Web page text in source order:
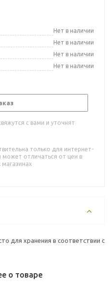
Нет в наличии
Нет в наличии
Нет в наличии
Нет в наличии
с вами и уточнят
только для интернет-
может отличаться от цен в
магазинах
для хранения в соответствии с
о товаре